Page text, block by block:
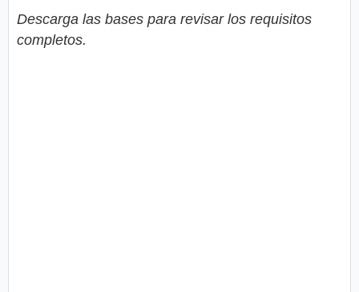
Descarga las bases para revisar los requisitos
completos.